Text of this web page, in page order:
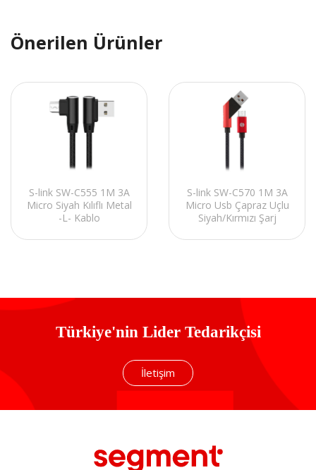
Önerilen Ürünler
S-link SW-C555 1M 3A
Micro Siyah Kılıflı Metal
-L- Kablo
S-link SW-C570 1M 3A
Micro Usb Çapraz Uçlu
Siyah/Kırmızı Şarj
Türkiye'nin Lider Tedarikçisi
İletişim